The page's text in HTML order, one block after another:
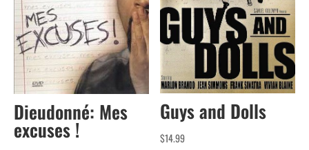
Dieudonné: Mes
excuses !
Guys and Dolls
$14.99